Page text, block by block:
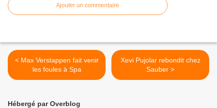
Ajouter un commentaire
< Max Verstappen fait venir
les foules à Spa
Xevi Pujolar rebondit chez
Sauber >
Hébergé par Overblog